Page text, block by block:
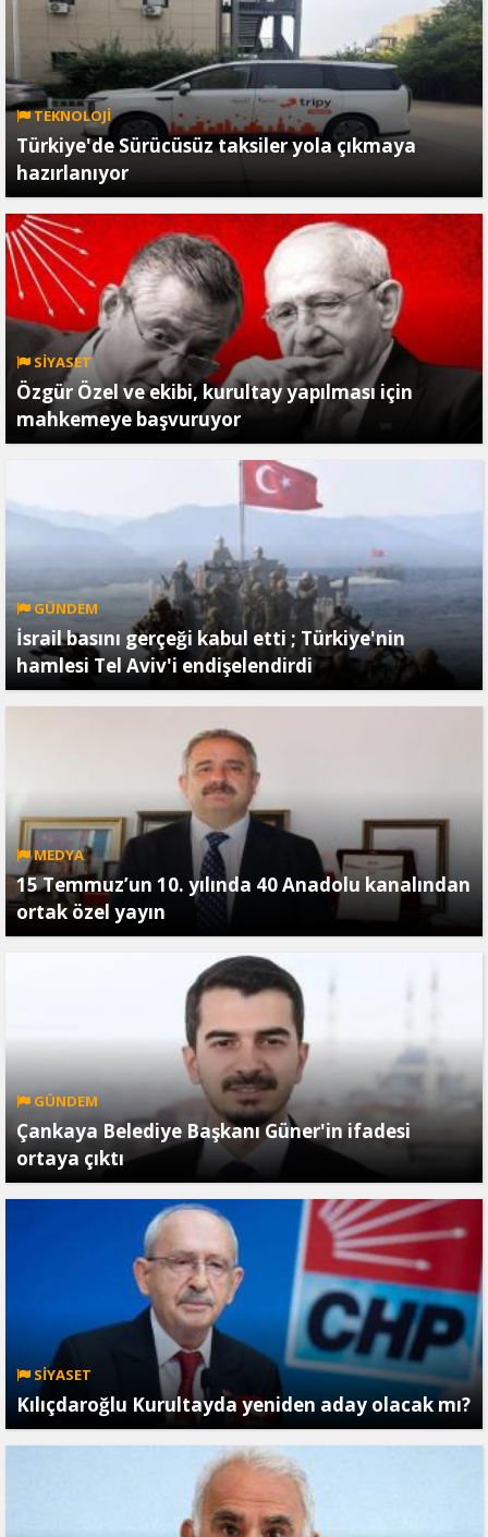
TEKNOLOJİ
Türkiye'de Sürücüsüz taksiler yola çıkmaya
hazırlanıyor
SİYASET
Özgür Özel ve ekibi, kurultay yapılması için
mahkemeye başvuruyor
GÜNDEM
İsrail basını gerçeği kabul etti ; Türkiye'nin
hamlesi Tel Aviv'i endişelendirdi
MEDYA
15 Temmuz’un 10. yılında 40 Anadolu kanalından
ortak özel yayın
GÜNDEM
Çankaya Belediye Başkanı Güner'in ifadesi
ortaya çıktı
SİYASET
Kılıçdaroğlu Kurultayda yeniden aday olacak mı?